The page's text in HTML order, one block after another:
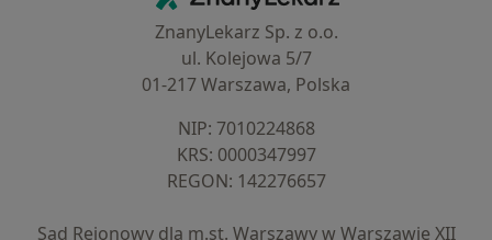
ZnanyLekarz Sp. z o.o.
ul. Kolejowa 5/7
01-217 Warszawa, Polska
NIP: ⁠7010224868
KRS: ⁠0000347997
REGON: ⁠142276657
Sąd Rejonowy dla m.st. Warszawy w Warszawie XII